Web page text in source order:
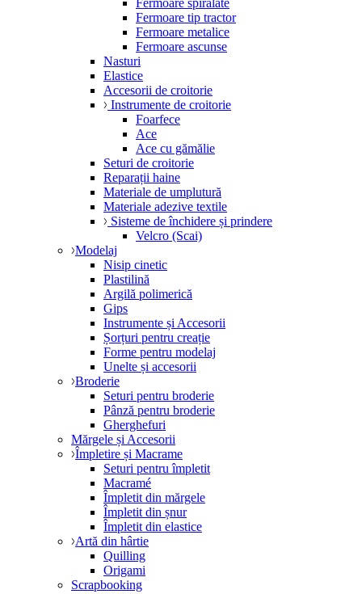
Fermoare spiralate
Fermoare tip tractor
Fermoare metalice
Fermoare ascunse
Nasturi
Elastice
Accesorii de croitorie
Instrumente de croitorie
Foarfece
Ace
Ace cu gămălie
Seturi de croitorie
Reparații haine
Materiale de umplutură
Materiale adezive textile
Sisteme de închidere și prindere
Velcro (Scai)
Modelaj
Nisip cinetic
Plastilină
Argilă polimerică
Gips
Instrumente și Accesorii
Șorțuri pentru creație
Forme pentru modelaj
Unelte și accesorii
Broderie
Seturi pentru broderie
Pânză pentru broderie
Gherghefuri
Mărgele și Accesorii
Împletire și Macrame
Seturi pentru împletit
Macramé
Împletit din mărgele
Împletit din șnur
Împletit din elastice
Artă din hârtie
Quilling
Origami
Scrapbooking